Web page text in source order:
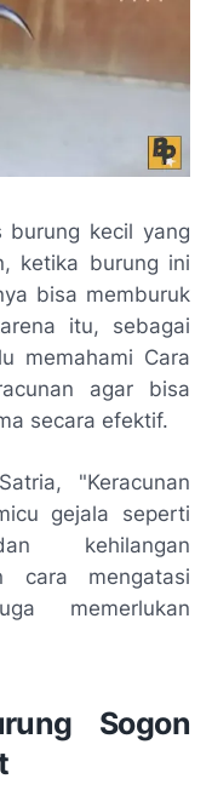
burung kecil yang
ketika burung ini
bisa memburuk
itu, sebagai
memahami Cara
agar bisa
secara efektif.
"Keracunan
gejala seperti
kehilangan
cara mengatasi
memerlukan
Sogon